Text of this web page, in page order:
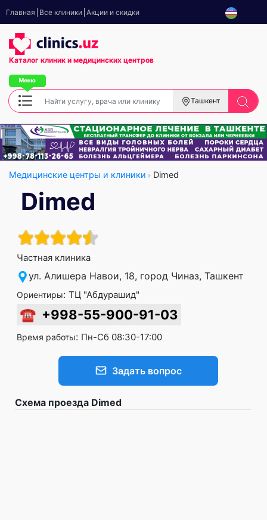
Главная Все клиники Акции и скидки
Каталог клиник и медицинских центров
Ташкент
Медицинские центры и клиники Dimed
Dimed
Частная клиника
ул. Алишера Навои, 18, город Чиназ, Ташкент
Ориентиры: ТЦ "Абдурашид"
☎ +998-55-900-91-03
Время работы: Пн-Сб 08:30-17:00
Задать вопрос
Схема проезда Dimed